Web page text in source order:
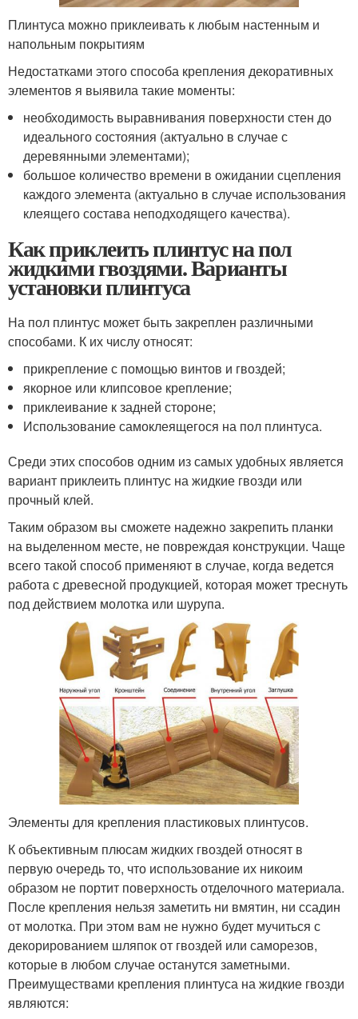
Плинтуса можно приклеивать к любым настенным и
напольным покрытиям
Недостатками этого способа крепления декоративных
элементов я выявила такие моменты:
необходимость выравнивания поверхности стен до
идеального состояния (актуально в случае с
деревянными элементами);
большое количество времени в ожидании сцепления
каждого элемента (актуально в случае использования
клеящего состава неподходящего качества).
Как приклеить плинтус на пол
жидкими гвоздями. Варианты
установки плинтуса
На пол плинтус может быть закреплен различными
способами. К их числу относят:
прикрепление с помощью винтов и гвоздей;
якорное или клипсовое крепление;
приклеивание к задней стороне;
Использование самоклеящегося на пол плинтуса.
Среди этих способов одним из самых удобных является
вариант приклеить плинтус на жидкие гвозди или
прочный клей.
Таким образом вы сможете надежно закрепить планки
на выделенном месте, не повреждая конструкции. Чаще
всего такой способ применяют в случае, когда ведется
работа с древесной продукцией, которая может треснуть
под действием молотка или шурупа.
Элементы для крепления пластиковых плинтусов.
К объективным плюсам жидких гвоздей относят в
первую очередь то, что использование их никоим
образом не портит поверхность отделочного материала.
После крепления нельзя заметить ни вмятин, ни ссадин
от молотка. При этом вам не нужно будет мучиться с
декорированием шляпок от гвоздей или саморезов,
которые в любом случае останутся заметными.
Преимуществами крепления плинтуса на жидкие гвозди
являются: